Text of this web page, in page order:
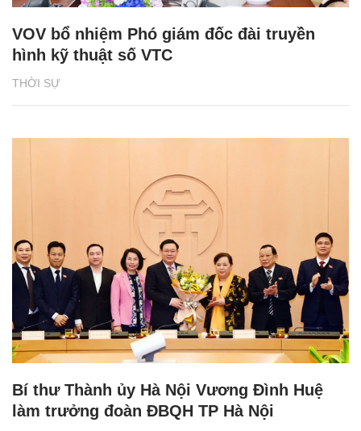
THỜI SỰ
VOV bổ nhiệm Phó giám đốc đài truyền
hình kỹ thuật số VTC
Bí thư Thành ủy Hà Nội Vương Đình Huệ
làm trưởng đoàn ĐBQH TP Hà Nội